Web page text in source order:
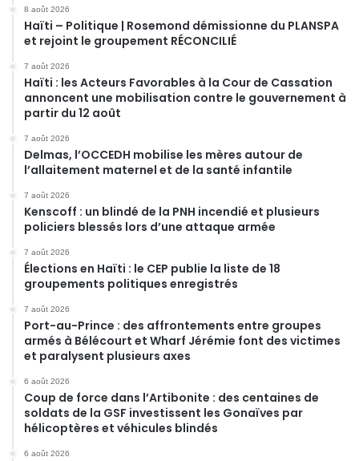
8 août 2026
Haïti – Politique | Rosemond démissionne du PLANSPA
et rejoint le groupement RÉCONCILIÉ
7 août 2026
Haïti : les Acteurs Favorables à la Cour de Cassation
annoncent une mobilisation contre le gouvernement à
partir du 12 août
7 août 2026
Delmas, l’OCCEDH mobilise les mères autour de
l’allaitement maternel et de la santé infantile
7 août 2026
Kenscoff : un blindé de la PNH incendié et plusieurs
policiers blessés lors d’une attaque armée
7 août 2026
Élections en Haïti : le CEP publie la liste de 18
groupements politiques enregistrés
7 août 2026
Port-au-Prince : des affrontements entre groupes
armés à Bélécourt et Wharf Jérémie font des victimes
et paralysent plusieurs axes
6 août 2026
Coup de force dans l’Artibonite : des centaines de
soldats de la GSF investissent les Gonaïves par
hélicoptères et véhicules blindés
6 août 2026